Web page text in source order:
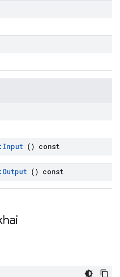
Input () const
Output () const